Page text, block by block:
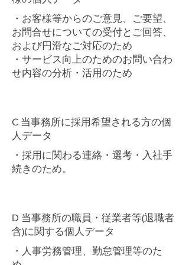
・お客様等からのご意見、ご要望、
お問合せについての受付とご回答、
および円滑なご対応のため
・サービス向上のためのお問い合わ
せ内容の分析・活用のため
C 当事務所に採用希望される方の個
人データ
・採用に関わる連絡・選考・入社手
続きのため。
D 当事務所の職員・従業者等(退職者
含)に関する個人データ
・人事労務管理、勤怠管理等のた